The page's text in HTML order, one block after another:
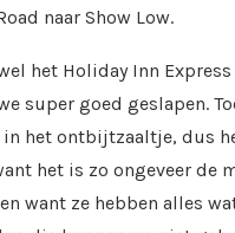
naar Show Low.
het Holiday Inn
super goed geslapen.
het ontbijtzaaltje, dus
het is zo ongeveer
want ze hebben alles